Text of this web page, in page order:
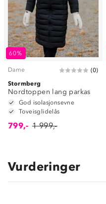
60%
Dame (0)
Stormberg
Nordtoppen lang parkas
God isolasjonsevne
Toveisglidelås
799,- 1 999,-
Vurderinger